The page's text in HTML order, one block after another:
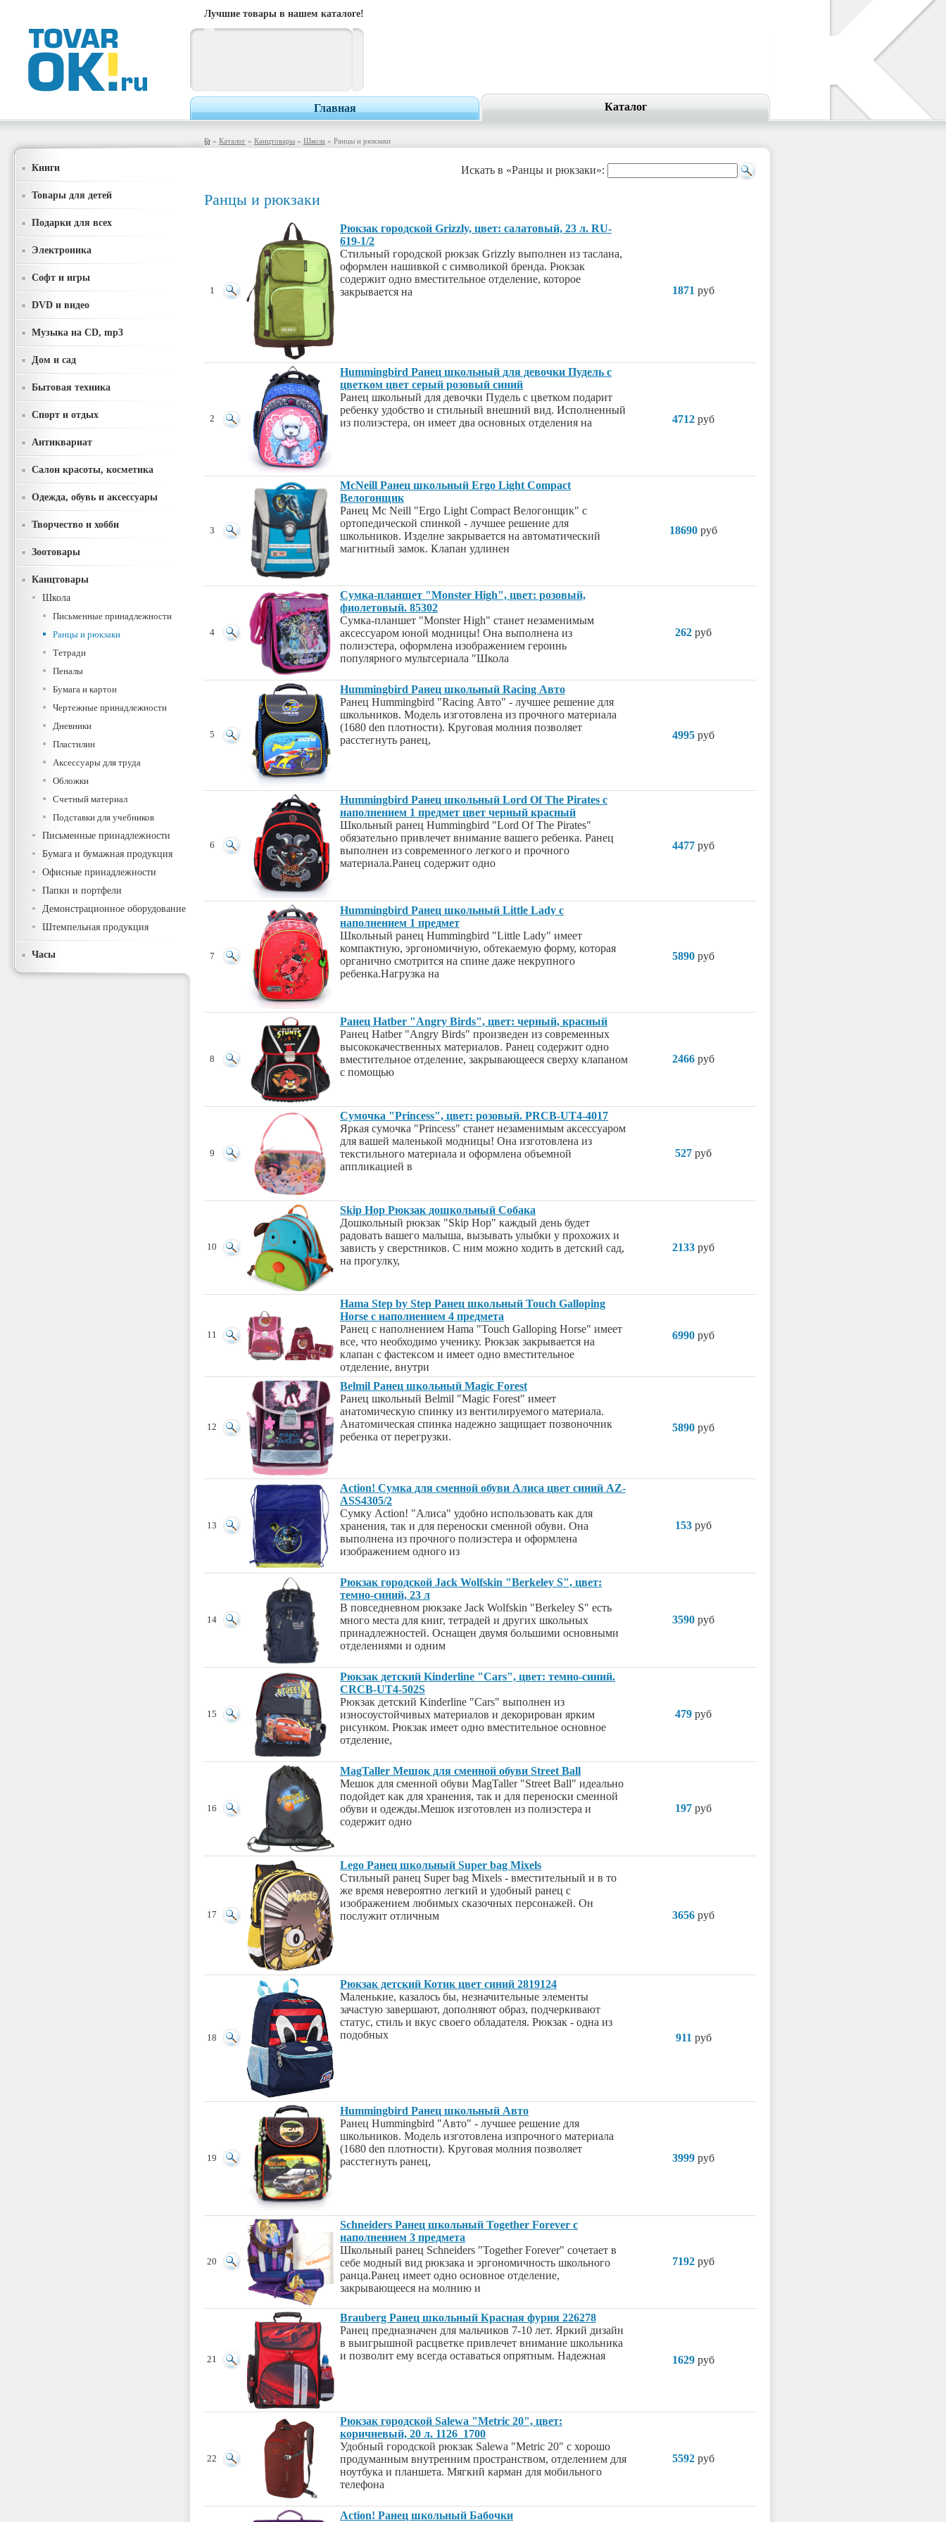
Лучшие товары в нашем каталоге!
Главная Каталог
» Каталог » Канцтовары » Школа » Ранцы и рюкзаки
Книги
Товары для детей
Подарки для всех
Электроника
Софт и игры
DVD и видео
Музыка на CD, mp3
Дом и сад
Бытовая техника
Спорт и отдых
Антиквариат
Салон красоты, косметика
Одежда, обувь и аксессуары
Творчество и хобби
Зоотовары
Канцтовары
Школа
Письменные принадлежности
Ранцы и рюкзаки
Тетради
Пеналы
Бумага и картон
Чертежные принадлежности
Дневники
Пластилин
Аксессуары для труда
Обложки
Счетный материал
Подставки для учебников
Письменные принадлежности
Бумага и бумажная продукция
Офисные принадлежности
Папки и портфели
Демонстрационное оборудование
Штемпельная продукция
Часы
Искать в «Ранцы и рюкзаки»:
Ранцы и рюкзаки
1
Рюкзак городской Grizzly, цвет: салатовый, 23 л. RU-
619-1/2
Стильный городской рюкзак Grizzly выполнен из таслана,
оформлен нашивкой с символикой бренда. Рюкзак
содержит одно вместительное отделение, которое
закрывается на
1871 руб
2
Hummingbird Ранец школьный для девочки Пудель с
цветком цвет серый розовый синий
Ранец школьный для девочки Пудель с цветком подарит
ребенку удобство и стильный внешний вид. Исполненный
из полиэстера, он имеет два основных отделения на
4712 руб
3
McNeill Ранец школьный Ergo Light Compact
Велогонщик
Ранец Mc Neill "Ergo Light Compact Велогонщик" с
ортопедической спинкой - лучшее решение для
школьников. Изделие закрывается на автоматический
магнитный замок. Клапан удлинен
18690 руб
4
Сумка-планшет "Monster High", цвет: розовый,
фиолетовый. 85302
Сумка-планшет "Monster High" станет незаменимым
аксессуаром юной модницы! Она выполнена из
полиэстера, оформлена изображением героинь
популярного мультсериала "Школа
262 руб
5
Hummingbird Ранец школьный Racing Авто
Ранец Hummingbird "Racing Авто" - лучшее решение для
школьников. Модель изготовлена из прочного материала
(1680 den плотности). Круговая молния позволяет
расстегнуть ранец,
4995 руб
6
Hummingbird Ранец школьный Lord Of The Pirates с
наполнением 1 предмет цвет черный красный
Школьный ранец Hummingbird "Lord Of The Pirates"
обязательно привлечет внимание вашего ребенка. Ранец
выполнен из современного легкого и прочного
материала.Ранец содержит одно
4477 руб
7
Hummingbird Ранец школьный Little Lady с
наполнением 1 предмет
Школьный ранец Hummingbird "Little Lady" имеет
компактную, эргономичную, обтекаемую форму, которая
органично смотрится на спине даже некрупного
ребенка.Нагрузка на
5890 руб
8
Ранец Hatber "Angry Birds", цвет: черный, красный
Ранец Hatber "Angry Birds" произведен из современных
высококачественных материалов. Ранец содержит одно
вместительное отделение, закрывающееся сверху клапаном
с помощью
2466 руб
9
Сумочка "Princess", цвет: розовый. PRCB-UT4-4017
Яркая сумочка "Princess" станет незаменимым аксессуаром
для вашей маленькой модницы! Она изготовлена из
текстильного материала и оформлена объемной
аппликацией в
527 руб
10
Skip Hop Рюкзак дошкольный Собака
Дошкольный рюкзак "Skip Hop" каждый день будет
радовать вашего малыша, вызывать улыбки у прохожих и
зависть у сверстников. С ним можно ходить в детский сад,
на прогулку,
2133 руб
11
Hama Step by Step Ранец школьный Touch Galloping
Horse с наполнением 4 предмета
Ранец с наполнением Hama "Touch Galloping Horse" имеет
все, что необходимо ученику. Рюкзак закрывается на
клапан с фастексом и имеет одно вместительное
отделение, внутри
6990 руб
12
Belmil Ранец школьный Magic Forest
Ранец школьный Belmil "Magic Forest" имеет
анатомическую спинку из вентилируемого материала.
Анатомическая спинка надежно защищает позвоночник
ребенка от перегрузки.
5890 руб
13
Action! Сумка для сменной обуви Алиса цвет синий AZ-
ASS4305/2
Сумку Action! "Алиса" удобно использовать как для
хранения, так и для переноски сменной обуви. Она
выполнена из прочного полиэстера и оформлена
изображением одного из
153 руб
14
Рюкзак городской Jack Wolfskin "Berkeley S", цвет:
темно-синий, 23 л
В повседневном рюкзаке Jack Wolfskin "Berkeley S" есть
много места для книг, тетрадей и других школьных
принадлежностей. Оснащен двумя большими основными
отделениями и одним
3590 руб
15
Рюкзак детский Kinderline "Cars", цвет: темно-синий.
CRCB-UT4-502S
Рюкзак детский Kinderline "Cars" выполнен из
износоустойчивых материалов и декорирован ярким
рисунком. Рюкзак имеет одно вместительное основное
отделение,
479 руб
16
MagTaller Мешок для сменной обуви Street Ball
Мешок для сменной обуви MagTaller "Street Ball" идеально
подойдет как для хранения, так и для переноски сменной
обуви и одежды.Мешок изготовлен из полиэстера и
содержит одно
197 руб
17
Lego Ранец школьный Super bag Mixels
Стильный ранец Super bag Mixels - вместительный и в то
же время невероятно легкий и удобный ранец c
изображением любимых сказочных персонажей. Он
послужит отличным
3656 руб
18
Рюкзак детский Котик цвет синий 2819124
Маленькие, казалось бы, незначительные элементы
зачастую завершают, дополняют образ, подчеркивают
статус, стиль и вкус своего обладателя. Рюкзак - одна из
подобных
911 руб
19
Hummingbird Ранец школьный Авто
Ранец Hummingbird "Авто" - лучшее решение для
школьников. Модель изготовлена изпрочного материала
(1680 den плотности). Круговая молния позволяет
расстегнуть ранец,
3999 руб
20
Schneiders Ранец школьный Together Forever с
наполнением 3 предмета
Школьный ранец Schneiders "Together Forever" сочетает в
себе модный вид рюкзака и эргономичность школьного
ранца.Ранец имеет одно основное отделение,
закрывающееся на молнию и
7192 руб
21
Brauberg Ранец школьный Красная фурия 226278
Ранец предназначен для мальчиков 7-10 лет. Яркий дизайн
в выигрышной расцветке привлечет внимание школьника
и позволит ему всегда оставаться опрятным. Надежная
1629 руб
22
Рюкзак городской Salewa "Metric 20", цвет:
коричневый, 20 л. 1126_1700
Удобный городской рюкзак Salewa "Metric 20" с хорошо
продуманным внутренним пространством, отделением для
ноутбука и планшета. Мягкий карман для мобильного
телефона
5592 руб
Action! Ранец школьный Бабочки